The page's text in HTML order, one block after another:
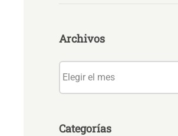
Archivos
Categorías